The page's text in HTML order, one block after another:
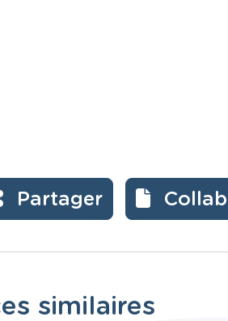
Partager
similaires